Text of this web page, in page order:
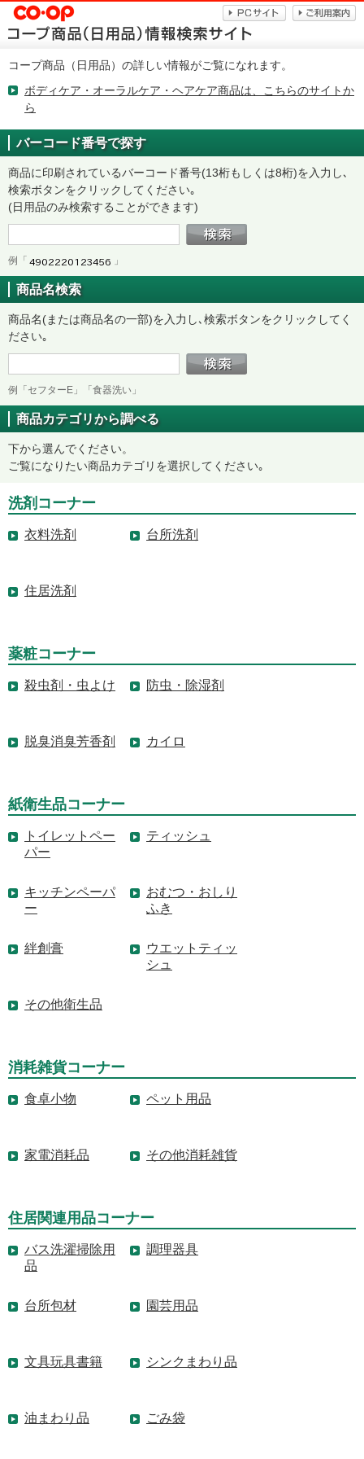
コープ商品（日用品）の詳しい情報がご覧になれます。
ボディケア・オーラルケア・ヘアケア商品は、こちらのサイトか
ら
バーコード番号で探す
商品に印刷されているバーコード番号(13桁もしくは8桁)を入力し､
検索ボタンをクリックしてください｡
(日用品のみ検索することができます)
例「 」
商品名検索
商品名(または商品名の一部)を入力し､検索ボタンをクリックしてく
ださい｡
例「セフターE」「食器洗い」
商品カテゴリから調べる
下から選んでください。
ご覧になりたい商品カテゴリを選択してください｡
洗剤コーナー
衣料洗剤 台所洗剤
住居洗剤
薬粧コーナー
殺虫剤・虫よけ 防虫・除湿剤
脱臭消臭芳香剤 カイロ
紙衛生品コーナー
トイレットペー
パー
ティッシュ
キッチンペーパ
ー
おむつ・おしり
ふき
絆創膏
ウエットティッ
シュ
その他衛生品
消耗雑貨コーナー
食卓小物 ペット用品
家電消耗品 その他消耗雑貨
住居関連用品コーナー
バス洗濯掃除用
品
調理器具
台所包材 園芸用品
文具玩具書籍 シンクまわり品
油まわり品 ごみ袋